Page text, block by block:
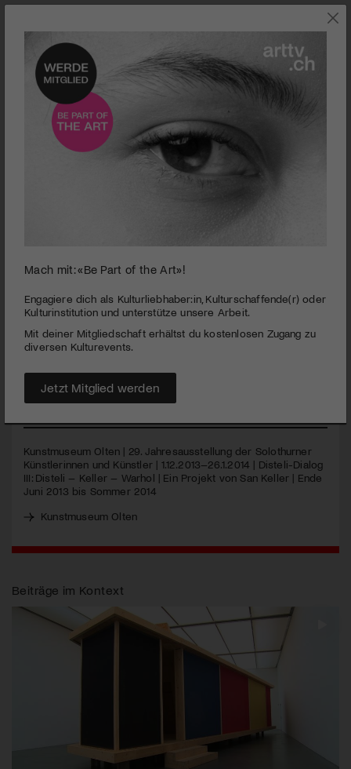
seconds
minutes,
seconds
Kunstmuseum Olten | Jahresausstellung 2013 &
PUBLIZIERT AM 8. DEZEMBER 2013
Das Kunstmuseum Olten steht Kopf: 57 KünstlerInnen aus
Solothurn zeigen ihre Werke in der Jahresausstellung, und der
MEHR
Kunstmuseum Olten | 29. Jahresausstellung der Solothurner
Künstlerinnen und Künstler | 1.12.2013–26.1.2014 | Disteli-Dialog
III: Disteli – Keller – Warhol | Ein Projekt von San Keller | Ende
Juni 2013 bis Sommer 2014
Kunstmuseum Olten
Beiträge im Kontext
Mach mit: «Be Part of the Art»!
Engagiere dich als Kulturliebhaber:in, Kulturschaffende(r) oder
Kulturinstitution und unterstütze unsere Arbeit.
Mit deiner Mitgliedschaft erhältst du kostenlosen Zugang zu
diversen Kulturevents.
Jetzt Mitglied werden